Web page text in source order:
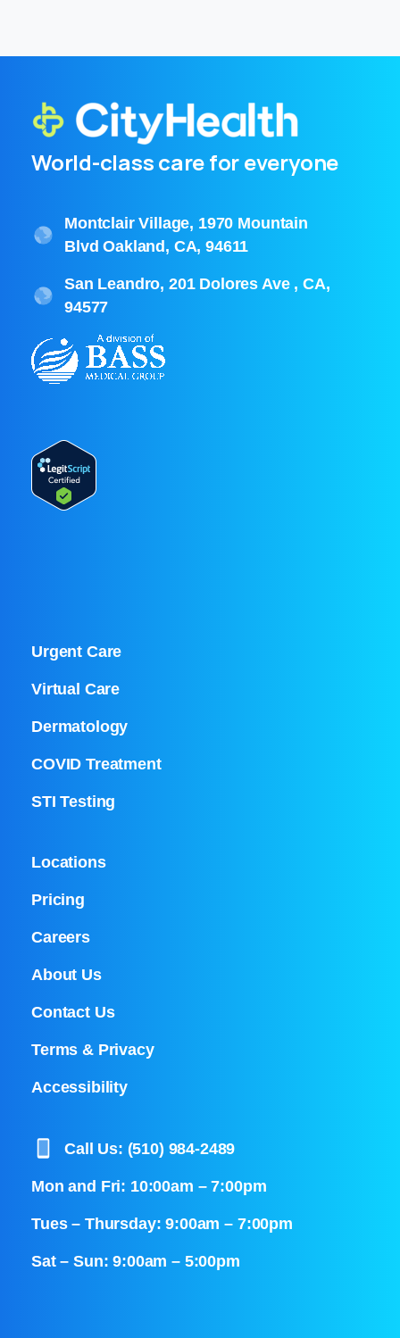
World-class care for everyone
Montclair Village, 1970 Mountain
Blvd Oakland, CA, 94611
San Leandro, 201 Dolores Ave , CA,
94577
Urgent Care
Virtual Care
Dermatology
COVID Treatment
STI Testing
Locations
Pricing
Careers
About Us
Contact Us
Terms & Privacy
Accessibility
Call Us: (510) 984-2489
Mon and Fri: 10:00am – 7:00pm
Tues – Thursday: 9:00am – 7:00pm
Sat – Sun: 9:00am – 5:00pm